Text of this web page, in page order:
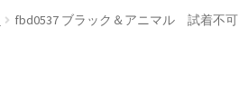
fbd0537 ブラック＆アニマル 試着不可